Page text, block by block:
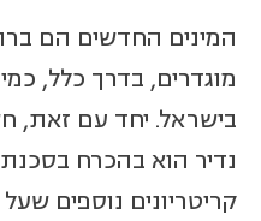
המינים החדשים הם
מוגדרים, בדרך כלל,
בישראל. יחד עם זאת,
נדיר הוא בהכרח
קריטריונים נוספים